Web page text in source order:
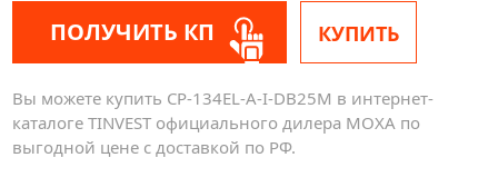
ПОЛУЧИТЬ КП КУПИТЬ
Вы можете купить CP-134EL-A-I-DB25M в интернет-
каталоге TINVEST официального дилера MOXA по
выгодной цене с доставкой по РФ.